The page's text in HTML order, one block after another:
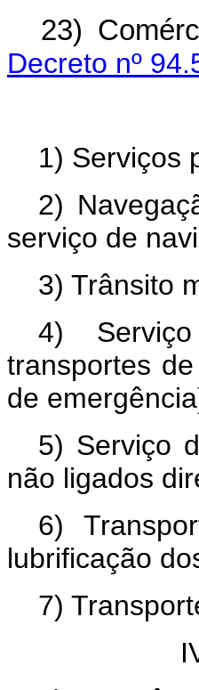
23)
Decreto nº
1) Serviços
2)
serviço de
3) Trânsito
4)
transportes
de
5) Serviço
não ligados
6)
lubrificação
7)